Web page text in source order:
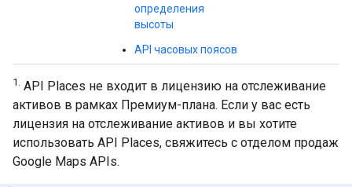
определения
высоты
API часовых поясов
1. API Places не входит в лицензию на отслеживание
активов в рамках Премиум-плана. Если у вас есть
лицензия на отслеживание активов и вы хотите
использовать API Places, свяжитесь с отделом продаж
Google Maps APIs.